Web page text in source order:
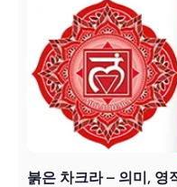
붉은 차크라 – 의미, 영